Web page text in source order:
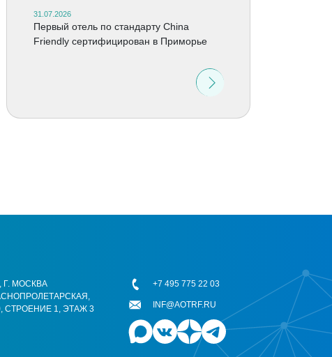
31.07.2026
Первый отель по стандарту China
Friendly сертифицирован в Приморье
Г. МОСКВА
СТРОЕНИЕ 1, ЭТАЖ 3
+7 495 775 22 03
INF@AOTRF.RU